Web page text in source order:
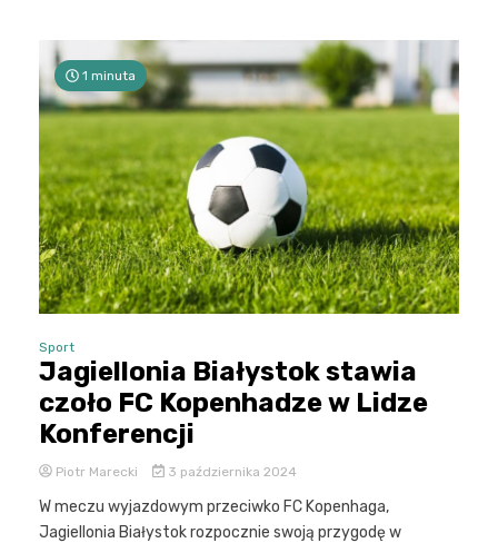
1 minuta
Sport
Jagiellonia Białystok stawia
czoło FC Kopenhadze w Lidze
Konferencji
Piotr Marecki 3 października 2024
W meczu wyjazdowym przeciwko FC Kopenhaga,
Jagiellonia Białystok rozpocznie swoją przygodę w